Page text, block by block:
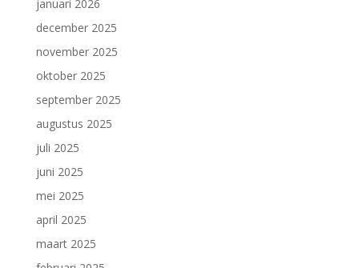
januari 2026
december 2025
november 2025
oktober 2025
september 2025
augustus 2025
juli 2025
juni 2025
mei 2025
april 2025
maart 2025